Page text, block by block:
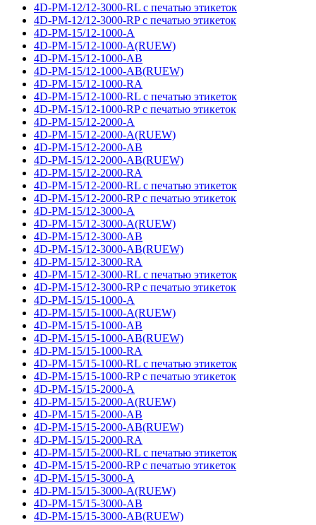
4D-PM-12/12-3000-RL с печатью этикеток
4D-PM-12/12-3000-RP с печатью этикеток
4D-PM-15/12-1000-A
4D-PM-15/12-1000-A(RUEW)
4D-PM-15/12-1000-AB
4D-PM-15/12-1000-AB(RUEW)
4D-PM-15/12-1000-RA
4D-PM-15/12-1000-RL с печатью этикеток
4D-PM-15/12-1000-RP с печатью этикеток
4D-PM-15/12-2000-A
4D-PM-15/12-2000-A(RUEW)
4D-PM-15/12-2000-AB
4D-PM-15/12-2000-AB(RUEW)
4D-PM-15/12-2000-RA
4D-PM-15/12-2000-RL с печатью этикеток
4D-PM-15/12-2000-RP с печатью этикеток
4D-PM-15/12-3000-A
4D-PM-15/12-3000-A(RUEW)
4D-PM-15/12-3000-AB
4D-PM-15/12-3000-AB(RUEW)
4D-PM-15/12-3000-RA
4D-PM-15/12-3000-RL с печатью этикеток
4D-PM-15/12-3000-RP с печатью этикеток
4D-PM-15/15-1000-A
4D-PM-15/15-1000-A(RUEW)
4D-PM-15/15-1000-AB
4D-PM-15/15-1000-AB(RUEW)
4D-PM-15/15-1000-RA
4D-PM-15/15-1000-RL с печатью этикеток
4D-PM-15/15-1000-RP с печатью этикеток
4D-PM-15/15-2000-A
4D-PM-15/15-2000-A(RUEW)
4D-PM-15/15-2000-AB
4D-PM-15/15-2000-AB(RUEW)
4D-PM-15/15-2000-RA
4D-PM-15/15-2000-RL с печатью этикеток
4D-PM-15/15-2000-RP с печатью этикеток
4D-PM-15/15-3000-A
4D-PM-15/15-3000-A(RUEW)
4D-PM-15/15-3000-AB
4D-PM-15/15-3000-AB(RUEW)